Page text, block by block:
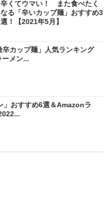
辛くてウマい！ また食べたく
なる「辛いカップ麺」おすすめ3
選！【2021年5月】
辛カップ麺」人気ランキング
メン...
」おすすめ6選＆Amazonラ